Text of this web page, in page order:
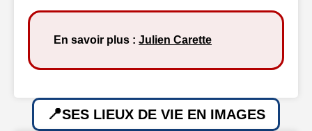
En savoir plus : Julien Carette
SES LIEUX DE VIE EN IMAGES